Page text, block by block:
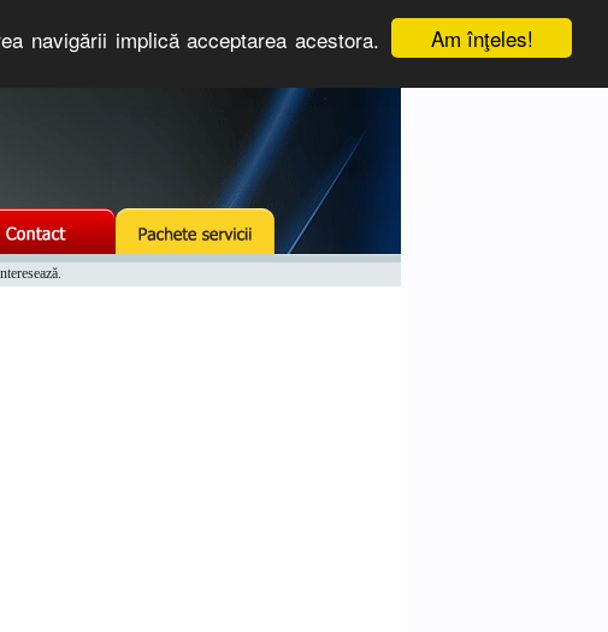
Am înţeles!
navigării implică acceptarea acestora.